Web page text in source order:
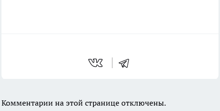
Комментарии на этой странице отключены.